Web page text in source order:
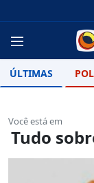
ÚLTIMAS
Você está em
Tudo